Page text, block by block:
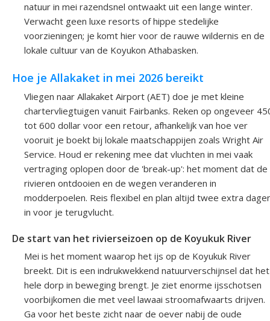
natuur in mei razendsnel ontwaakt uit een lange winter.
Verwacht geen luxe resorts of hippe stedelijke
voorzieningen; je komt hier voor de rauwe wildernis en de
lokale cultuur van de Koyukon Athabasken.
Hoe je Allakaket in mei 2026 bereikt
Vliegen naar Allakaket Airport (AET) doe je met kleine
chartervliegtuigen vanuit Fairbanks. Reken op ongeveer
tot 600 dollar voor een retour, afhankelijk van hoe ver
vooruit je boekt bij lokale maatschappijen zoals Wright Air
Service. Houd er rekening mee dat vluchten in mei vaak
vertraging oplopen door de 'break-up': het moment dat de
rivieren ontdooien en de wegen veranderen in
modderpoelen. Reis flexibel en plan altijd twee extra
in voor je terugvlucht.
De start van het rivierseizoen op de Koyukuk River
Mei is het moment waarop het ijs op de Koyukuk River
breekt. Dit is een indrukwekkend natuurverschijnsel dat het
hele dorp in beweging brengt. Je ziet enorme ijsschotsen
voorbijkomen die met veel lawaai stroomafwaarts drijven.
Ga voor het beste zicht naar de oever nabij de oude